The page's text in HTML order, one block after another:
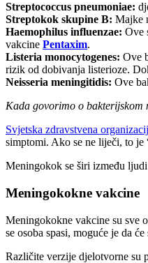
Streptococcus pneumoniae:
Streptokok skupine B: Majke
Haemophilus influenzae: Ove
vakcine Pentaxim.
Listeria monocytogenes: Ove
rizik od dobivanja listerioze.
Neisseria meningitidis: Ove
Kada govorimo o bakterijskom
Svjetska zdravstvena
simptomi. Ako se ne liječi, to je
Meningokok se širi između
Meningokokne vakcine
Meningokokne vakcine su sve
se osoba spasi, moguće je da
Različite verzije djelotvorne su